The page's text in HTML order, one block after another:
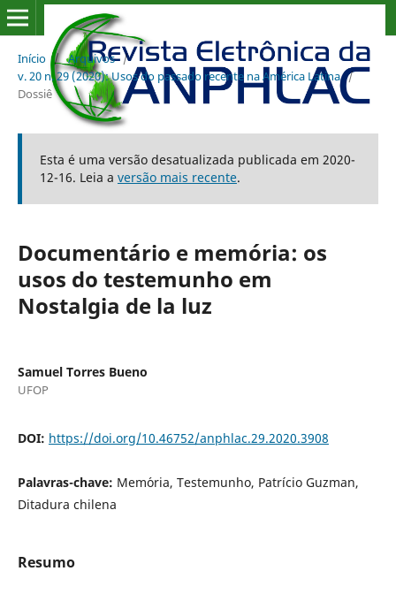
Início / Arquivos /
v. 20 n. 29 (2020): Usos do passado recente na América Latina /
Dossiê
Esta é uma versão desatualizada publicada em 2020-
12-16. Leia a versão mais recente.
Documentário e memória: os
usos do testemunho em
Nostalgia de la luz
Samuel Torres Bueno
UFOP
DOI: https://doi.org/10.46752/anphlac.29.2020.3908
Palavras-chave: Mem´oria, Testemunho, Patrício Guzman,
Ditadura chilena
Resumo